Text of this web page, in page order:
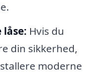
Hvis du
din sikkerhed,
moderne